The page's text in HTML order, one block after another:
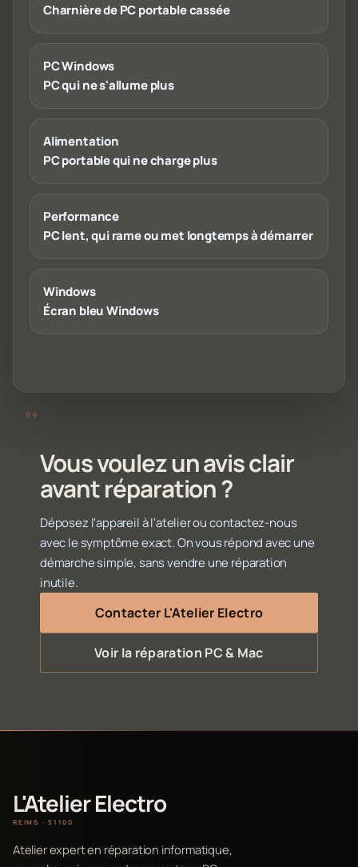
Charnière de PC portable cassée
PC Windows
PC qui ne s'allume plus
Alimentation
PC portable qui ne charge plus
Performance
PC lent, qui rame ou met longtemps à démarrer
Windows
Écran bleu Windows
Vous voulez un avis clair
avant réparation ?
Déposez l'appareil à l'atelier ou contactez-nous
avec le symptôme exact. On vous répond avec une
démarche simple, sans vendre une réparation
inutile.
Contacter L'Atelier Electro
Voir la réparation PC & Mac
L'Atelier Electro
REIMS · 51100
Atelier expert en réparation informatique,